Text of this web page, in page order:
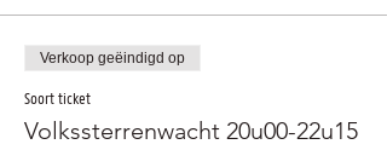
Verkoop geëindigd op
Soort ticket
Volkssterrenwacht 20u00-22u15